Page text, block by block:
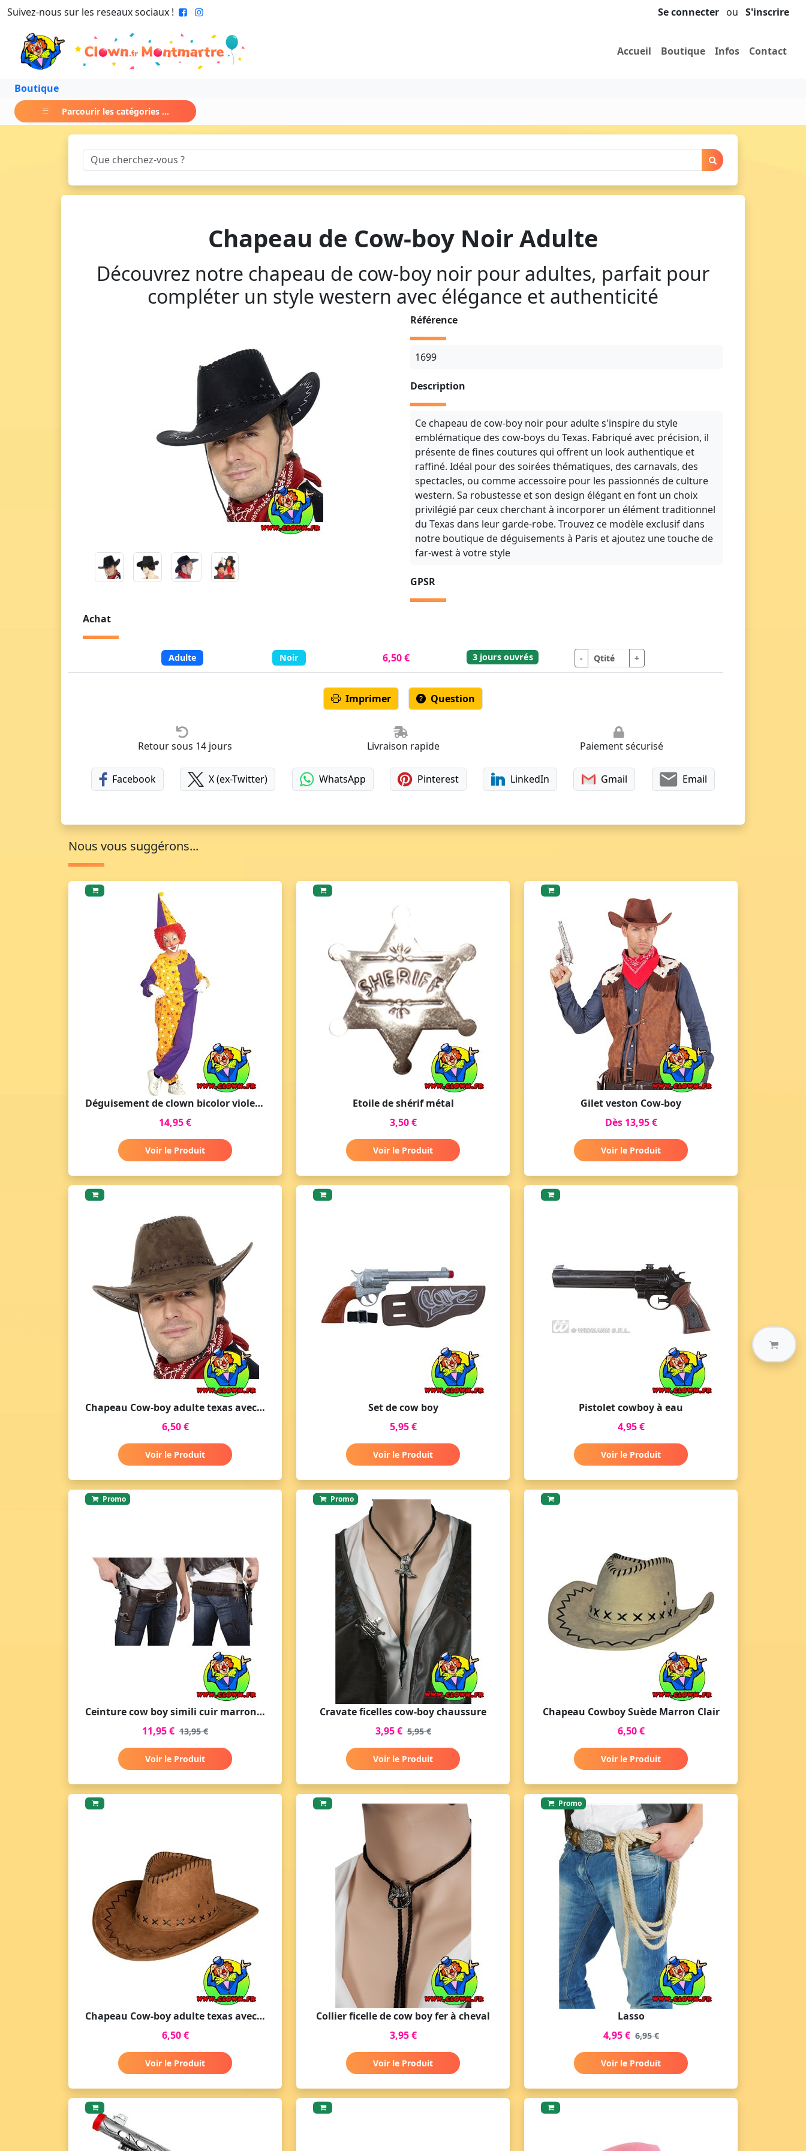
Suivez-nous sur les reseaux sociaux ! Se connecter ou S'inscrire
Accueil Boutique Infos Contact
Boutique
Parcourir les catégories ...
Chapeau de Cow-boy Noir Adulte
Découvrez notre chapeau de cow-boy noir pour adultes, parfait pour
compléter un style western avec élégance et authenticité
Référence
1699
Description
Ce chapeau de cow-boy noir pour adulte s'inspire du style
emblématique des cow-boys du Texas. Fabriqué avec précision, il
présente de fines coutures qui offrent un look authentique et
raffiné. Idéal pour des soirées thématiques, des carnavals, des
spectacles, ou comme accessoire pour les passionnés de culture
western. Sa robustesse et son design élégant en font un choix
privilégié par ceux cherchant à incorporer un élément traditionnel
du Texas dans leur garde-robe. Trouvez ce modèle exclusif dans
notre boutique de déguisements à Paris et ajoutez une touche de
far-west à votre style
GPSR
Achat
Adulte Noir 6,50 € 3 jours ouvrés - +
Imprimer Question
Retour sous 14 jours Livraison rapide Paiement sécurisé
Facebook X (ex-Twitter) WhatsApp Pinterest LinkedIn Gmail Email
Nous vous suggérons...
Déguisement de clown bicolor violet et jaune
14,95 €
Voir le Produit
Etoile de shérif métal
3,50 €
Voir le Produit
Gilet veston Cow-boy
Dès 13,95 €
Voir le Produit
Chapeau Cow-boy adulte texas avec coutures marron foncé
6,50 €
Voir le Produit
Set de cow boy
5,95 €
Voir le Produit
Pistolet cowboy à eau
4,95 €
Voir le Produit
Promo
Ceinture cow boy simili cuir marron adulte
11,95 € 13,95 €
Voir le Produit
Promo
Cravate ficelles cow-boy chaussure
3,95 € 5,95 €
Voir le Produit
Chapeau Cowboy Suède Marron Clair
6,50 €
Voir le Produit
Chapeau Cow-boy adulte texas avec coutures marron clair
6,50 €
Voir le Produit
Collier ficelle de cow boy fer à cheval
3,95 €
Voir le Produit
Promo
Lasso
4,95 € 6,95 €
Voir le Produit